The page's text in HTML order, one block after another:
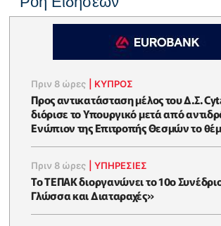
Πριν 8 ώρες ΚΥΠΡΟΣ
Προς αντικατάσταση μέλος του Δ.Σ.
διόρισε το Υπουργικό μετά από
Ενώπιον της Επιτροπής Θεσμών το
Πριν 8 ώρες |ΥΠΗΡΕΣΙΕΣ
Το ΤΕΠΑΚ διοργανώνει το 10ο
Γλώσσα και Διαταραχές»